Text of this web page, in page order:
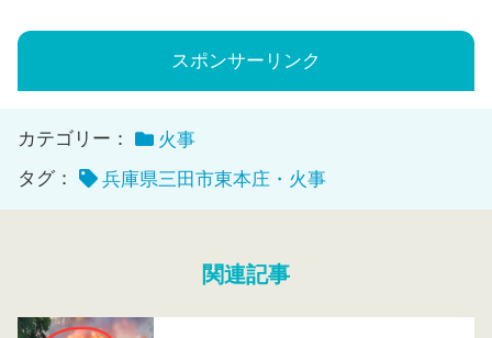
スポンサーリンク
カテゴリー：
火事
タグ：
兵庫県三田市東本庄・火事
関連記事